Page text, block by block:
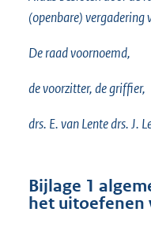
(openbare)
De raad voornoemd,
de voorzitter, de griffier,
drs. E. van Lente drs. J.
Bijlage 1
het uitoefenen